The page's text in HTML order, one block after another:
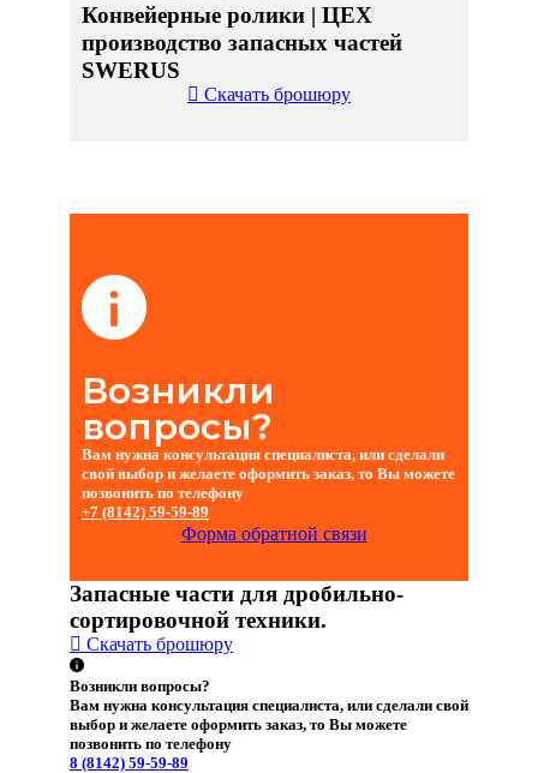
Конвейерные ролики | ЦЕХ
производство запасных частей
SWERUS
Скачать брошюру
Возникли
вопросы?
Вам нужна консультация специалиста, или сделали
свой выбор и желаете оформить заказ, то Вы можете
позвонить по телефону
+7 (8142) 59-59-89
Форма обратной связи
Запасные части для дробильно-
сортировочной техники.
Скачать брошюру
Возникли вопросы?
Вам нужна консультация специалиста, или сделали свой
выбор и желаете оформить заказ, то Вы можете
позвонить по телефону
8 (8142) 59-59-89